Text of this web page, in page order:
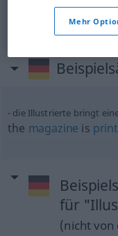
Illustrierte
die Illustrierte bringt
the magazine is
für
(nicht von
Mehr